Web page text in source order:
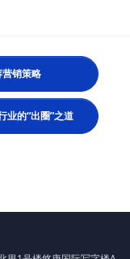
销策略
业的“出圈”之道